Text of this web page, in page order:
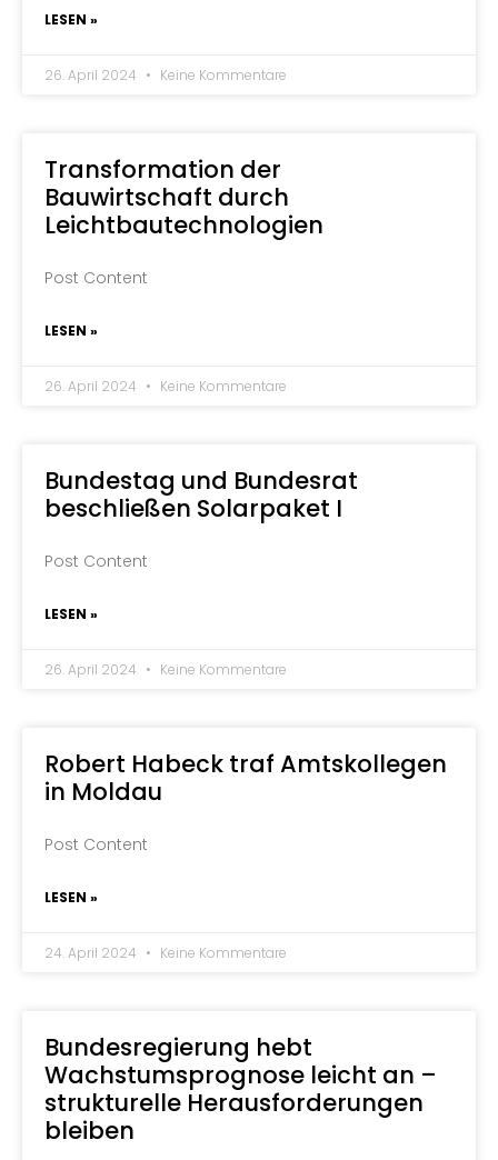
LESEN »
26. April 2024 Keine Kommentare
Transformation der
Bauwirtschaft durch
Leichtbautechnologien
Post Content
LESEN »
26. April 2024 Keine Kommentare
Bundestag und Bundesrat
beschließen Solarpaket I
Post Content
LESEN »
26. April 2024 Keine Kommentare
Robert Habeck traf Amtskollegen
in Moldau
Post Content
LESEN »
24. April 2024 Keine Kommentare
Bundesregierung hebt
Wachstumsprognose leicht an –
strukturelle Herausforderungen
bleiben